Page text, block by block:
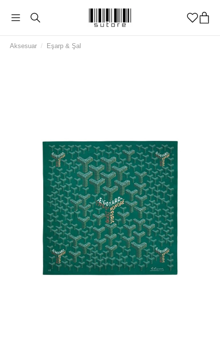
Aksesuar / Eşarp & Şal